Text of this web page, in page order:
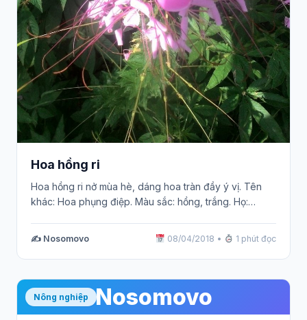
Hoa hồng ri
Hoa hồng ri nở mùa hè, dáng hoa tràn đầy ý vị. Tên
khác: Hoa phụng điệp. Màu sắc: hồng, trắng. Họ:…
✍️ Nosomovo 08/04/2018 • 1 phút đọc
Nosomovo
Nông nghiệp